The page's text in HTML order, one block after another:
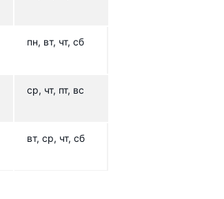
пн, вт, чт, сб
ср, чт, пт, вс
вт, ср, чт, сб